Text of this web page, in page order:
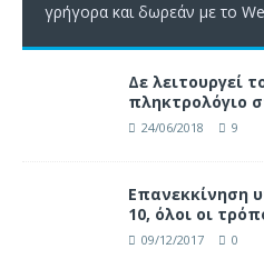
γρήγορα και δωρεάν με το
Δε λειτουργεί
πληκτρολόγιο
24/06/2018 9
Επανεκκίνηση
10, όλοι οι
09/12/2017 0